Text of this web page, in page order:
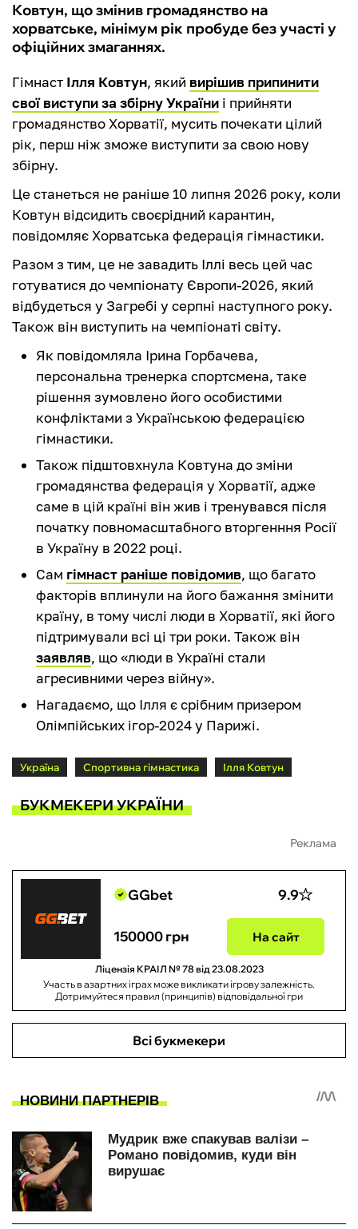
Ковтун, що змінив громадянство на
хорватське, мінімум рік пробуде без участі у
офіційних змаганнях.
Гімнаст Ілля Ковтун, який вирішив припинити
свої виступи за збірну України і прийняти
громадянство Хорватії, мусить почекати цілий
рік, перш ніж зможе виступити за свою нову
збірну.
Це станеться не раніше 10 липня 2026 року, коли
Ковтун відсидить своєрідний карантин,
повідомляє Хорватська федерація гімнастики.
Разом з тим, це не завадить Іллі весь цей час
готуватися до чемпіонату Європи-2026, який
відбудеться у Загребі у серпні наступного року.
Також він виступить на чемпіонаті світу.
Як повідомляла Ірина Горбачева,
персональна тренерка спортсмена, таке
рішення зумовлено його особистими
конфліктами з Українською федерацією
гімнастики.
Також підштовхнула Ковтуна до зміни
громадянства федерація у Хорватії, адже
саме в цій країні він жив і тренувався після
початку повномасштабного вторгенння Росії
в Україну в 2022 році.
Сам гімнаст раніше повідомив, що багато
факторів вплинули на його бажання змінити
країну, в тому числі люди в Хорватії, які його
підтримували всі ці три роки. Також він
заявляв, що «люди в Україні стали
агресивними через війну».
Нагадаємо, що Ілля є срібним призером
Олімпійських ігор-2024 у Парижі.
Україна Спортивна гімнастика Ілля Ковтун
БУКМЕКЕРИ УКРАЇНИ
Реклама
GGbet 9.9
150000 грн На сайт
Ліцензія КРАІЛ № 78 від 23.08.2023
Участь в азартних іграх може викликати ігрову залежність.
Дотримуйтеся правил (принципів) відповідальної гри
Всі букмекери